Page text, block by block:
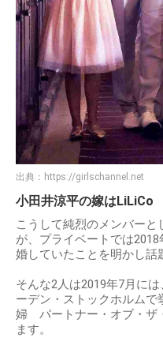
出典： https://girlschannel.net
小田井涼平の嫁はLiLiCo
こうして純烈のメンバー
が、プライベートでは
婚していたことを明かし話
そんな2人は2019年7月に
ーデン・ストックホルムで
婦 パートナー・オブ・ザ
ます。